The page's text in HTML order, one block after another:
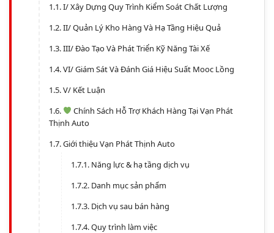
I/ Xây Dựng Quy Trình Kiểm Soát Chất Lượng
II/ Quản Lý Kho Hàng Và Hạ Tầng Hiệu Quả
III/ Đào Tạo Và Phát Triển Kỹ Năng Tài Xế
VI/ Giám Sát Và Đánh Giá Hiệu Suất Mooc Lồng
V/ Kết Luận
Chính Sách Hỗ Trợ Khách Hàng Tại Vạn Phát
Thịnh Auto
Giới thiệu Vạn Phát Thịnh Auto
Năng lực & hạ tầng dịch vụ
Danh mục sản phẩm
Dịch vụ sau bán hàng
Quy trình làm việc